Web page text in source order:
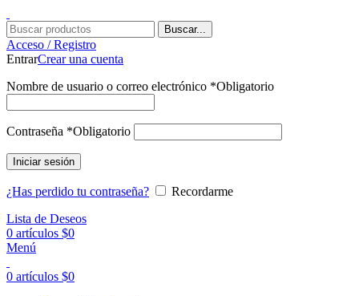
Buscar...
Acceso / Registro
EntrarCrear una cuenta
Nombre de usuario o correo electrónico *Obligatorio
Contraseña *Obligatorio
Iniciar sesión
¿Has perdido tu contraseña?
Recordarme
Lista de Deseos
0 artículos $0
Menú
0 artículos $0